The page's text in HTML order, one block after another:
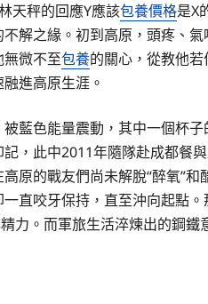
天秤的回應Y應該包養價格是X
解之緣。初到高原，頭疼、
微不至包養的關心，從教他
進高原生涯。
藍色能量震動，其中一個杯
，此中2011年隨隊赴成都餐
原的戰友們尚未解脫“醉氧”
直咬牙保持，直至沖向起點
力。而軍旅生活淬煉出的鋼